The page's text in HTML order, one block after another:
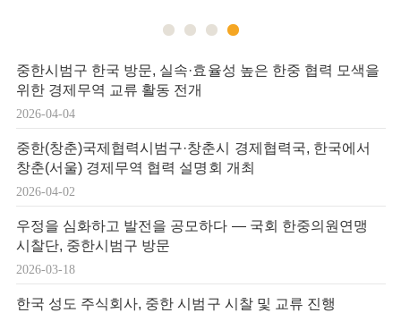
중한시범구 한국 방문, 실속·효율성 높은 한중 협력 모색을
위한 경제무역 교류 활동 전개
2026-04-04
중한(창춘)국제협력시범구·창춘시 경제협력국, 한국에서
창춘(서울) 경제무역 협력 설명회 개최
2026-04-02
우정을 심화하고 발전을 공모하다 — 국회 한중의원연맹
시찰단, 중한시범구 방문
2026-03-18
한국 성도 주식회사, 중한 시범구 시찰 및 교류 진행